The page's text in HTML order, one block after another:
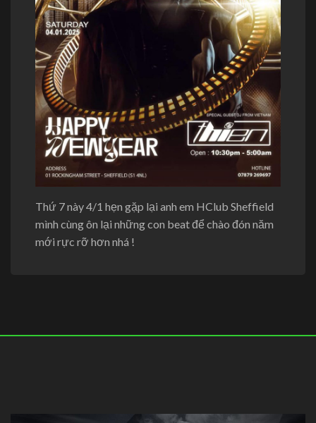
Thứ 7 này 4/1 hẹn gặp lại anh em HClub Sheffield
mình cùng ôn lại những con beat để chào đón năm
mới rực rỡ hơn nhá !